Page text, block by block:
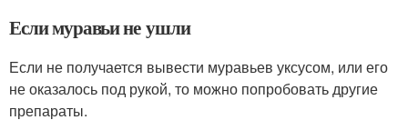
Если муравьи не ушли
Если не получается вывести муравьев уксусом, или его
не оказалось под рукой, то можно попробовать другие
препараты.